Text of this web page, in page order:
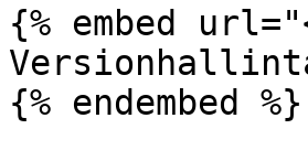
{% embed
{% endembed %}